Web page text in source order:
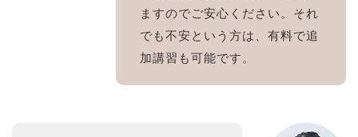
ますのでご安心ください。それ
でも不安という方は、有料で追
加講習も可能です。